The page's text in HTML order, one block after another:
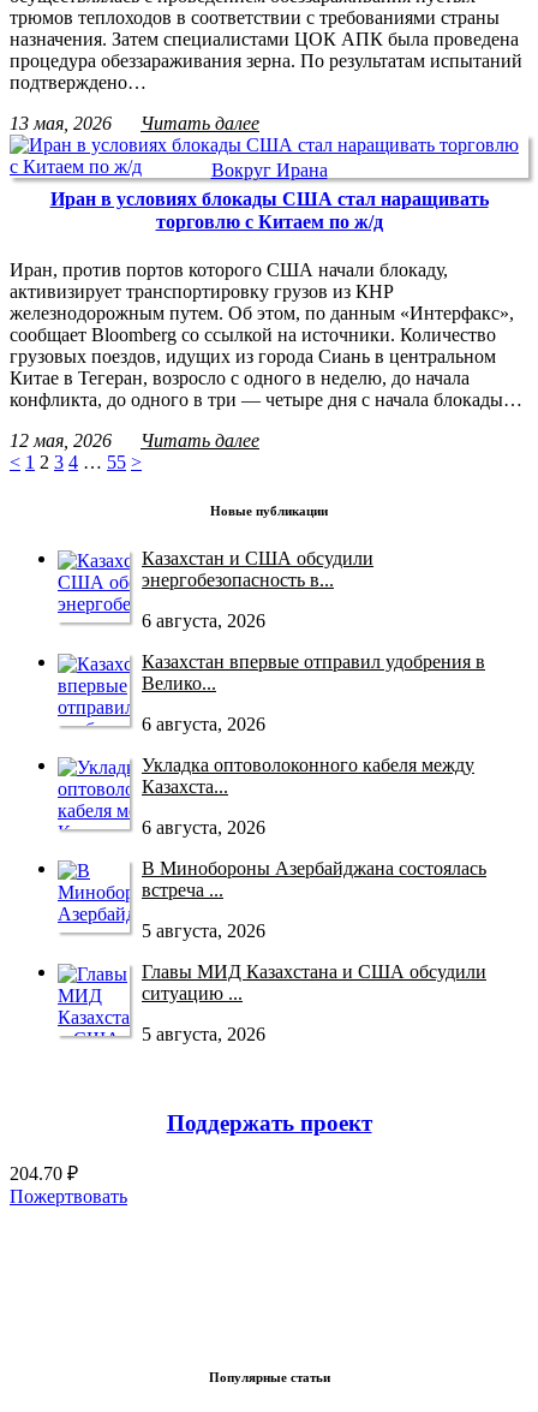
трюмов теплоходов в соответствии с требованиями страны
назначения. Затем специалистами ЦОК АПК была проведена
процедура обеззараживания зерна. По результатам испытаний
подтверждено…
13 мая, 2026
Читать далее
Вокруг Ирана
Иран в условиях блокады США стал наращивать
торговлю с Китаем по ж/д
Иран, против портов которого США начали блокаду,
активизирует транспортировку грузов из КНР
железнодорожным путем. Об этом, по данным «Интерфакс»,
сообщает Bloomberg со ссылкой на источники. Количество
грузовых поездов, идущих из города Сиань в центральном
Китае в Тегеран, возросло с одного в неделю, до начала
конфликта, до одного в три — четыре дня с начала блокады…
12 мая, 2026
Читать далее
< 1 2 3 4 … 55 >
Новые публикации
Казахстан и США обсудили
энергобезопасность в...
6 августа, 2026
Казахстан впервые отправил удобрения в
Велико...
6 августа, 2026
Укладка оптоволоконного кабеля между
Казахста...
6 августа, 2026
В Минобороны Азербайджана состоялась
встреча ...
5 августа, 2026
Главы МИД Казахстана и США обсудили
ситуацию ...
5 августа, 2026
Поддержать проект
204.70 ₽
Пожертвовать
Популярные статьи